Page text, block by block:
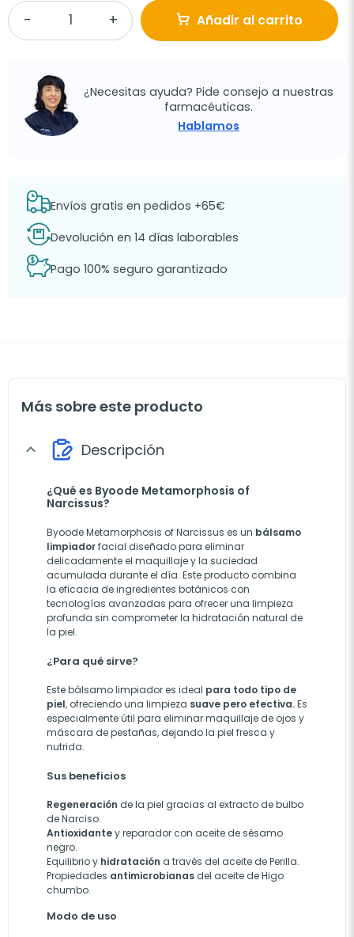
Añadir al carrito
¿Necesitas ayuda? Pide consejo a nuestras
farmacéuticas.
Hablamos
Envíos gratis en pedidos +65€
Devolución en 14 días laborables
Pago 100% seguro garantizado
Más sobre este producto
expand_more Descripción
¿Qué es Byoode Metamorphosis of
Narcissus?
Byoode Metamorphosis of Narcissus es un bálsamo
limpiadorfacial diseñado para eliminar
delicadamente el maquillaje y la suciedad
acumulada durante el día. Este producto combina
la eficacia de ingredientes botánicos con
tecnologías avanzadas para ofrecer una limpieza
profunda sin comprometer la hidratación natural de
la piel.
¿Para qué sirve?
Este bálsamo limpiador es ideal para todo tipo de
piel, ofreciendo una limpieza suave pero efectiva.Es
especialmente útil para eliminar maquillaje de ojos y
máscara de pestañas, dejando la piel fresca y
nutrida.
Sus beneficios
Regeneración de la piel gracias al extracto de bulbo
de Narciso.
Antioxidantey reparador con aceite de sésamo
negro.
Equilibrio y hidratación a través del aceite de Perilla.
Propiedades antimicrobianas del aceite de Higo
chumbo.
Modo de uso